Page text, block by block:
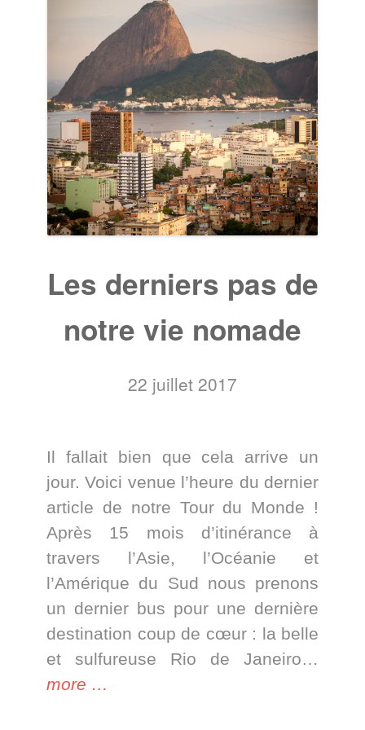
Les derniers pas de
notre vie nomade
22 juillet 2017
Il fallait bien que cela arrive un
jour. Voici venue l’heure du dernier
article de notre Tour du Monde !
Après 15 mois d’itinérance à
travers l’Asie, l’Océanie et
l’Amérique du Sud nous prenons
un dernier bus pour une dernière
destination coup de cœur : la belle
et sulfureuse Rio de Janeiro…
more …